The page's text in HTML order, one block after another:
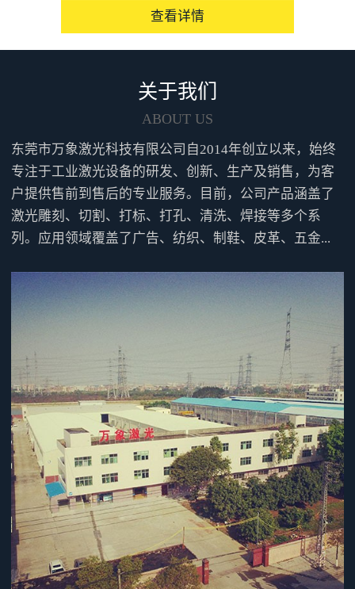
越来越多的人咨询并点赞性价...
查看详情
关于我们
ABOUT US
东莞市万象激光科技有限公司自2014年创立以来，始终
专注于工业激光设备的研发、创新、生产及销售，为客
户提供售前到售后的专业服务。目前，公司产品涵盖了
激光雕刻、切割、打标、打孔、清洗、焊接等多个系
列。应用领域覆盖了广告、纺织、制鞋、皮革、五金...